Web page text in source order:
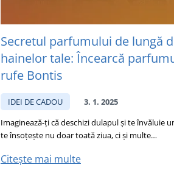
Secretul parfumului de lungă
hainelor tale: Încearcă
rufe Bontis
IDEI DE CADOU
3. 1. 2025
Imaginează-ți că deschizi dulapul și te învăluie
te însoțește nu doar toată ziua, ci și multe…
Citește mai multe